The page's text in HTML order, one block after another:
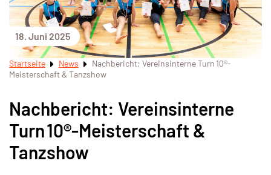
18. Juni 2025
Startseite News
Nachbericht: Vereinsinterne Turn 10®-
Meisterschaft & Tanzshow
Nachbericht: Vereinsinterne
Turn 10®-Meisterschaft &
Tanzshow